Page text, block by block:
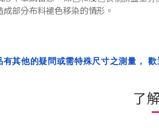
部分布料褪色移染的情形 。
其他的疑問或需特殊尺寸之測量，
了